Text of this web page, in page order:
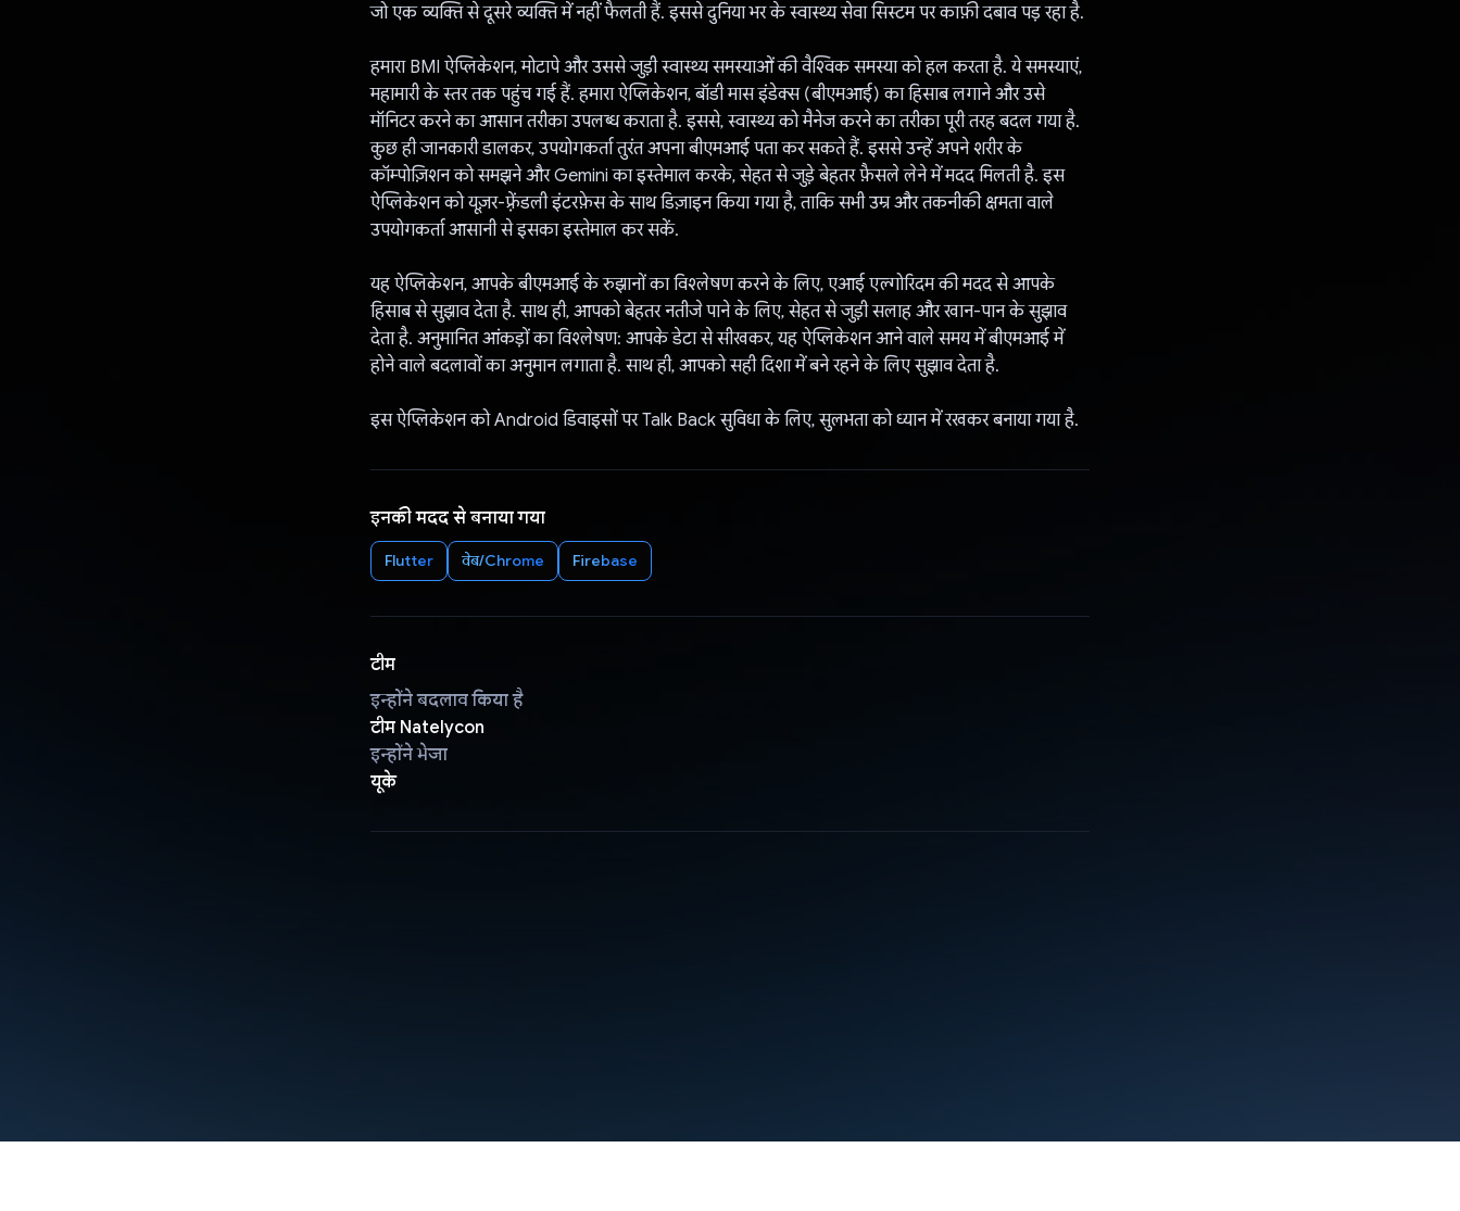
जो एक व्यक्ति से दूसरे व्यक्ति में नहीं फैलती हैं. इससे दुनिया भर के स्वास्थ्य सेवा सिस्टम पर काफ़ी दबाव पड़ रहा है.
हमारा BMI ऐप्लिकेशन, मोटापे और उससे जुड़ी स्वास्थ्य समस्याओं की वैश्विक समस्या को हल करता है. ये समस्याएं,
महामारी के स्तर तक पहुंच गई हैं. हमारा ऐप्लिकेशन, बॉडी मास इंडेक्स (बीएमआई) का हिसाब लगाने और उसे
मॉनिटर करने का आसान तरीका उपलब्ध कराता है. इससे, स्वास्थ्य को मैनेज करने का तरीका पूरी तरह बदल गया है.
कुछ ही जानकारी डालकर, उपयोगकर्ता तुरंत अपना बीएमआई पता कर सकते हैं. इससे उन्हें अपने शरीर के
कॉम्पोज़िशन को समझने और Gemini का इस्तेमाल करके, सेहत से जुड़े बेहतर फ़ैसले लेने में मदद मिलती है. इस
ऐप्लिकेशन को यूज़र-फ़्रेंडली इंटरफ़ेस के साथ डिज़ाइन किया गया है, ताकि सभी उम्र और तकनीकी क्षमता वाले
उपयोगकर्ता आसानी से इसका इस्तेमाल कर सकें.
यह ऐप्लिकेशन, आपके बीएमआई के रुझानों का विश्लेषण करने के लिए, एआई एल्गोरिदम की मदद से आपके
हिसाब से सुझाव देता है. साथ ही, आपको बेहतर नतीजे पाने के लिए, सेहत से जुड़ी सलाह और खान-पान के सुझाव
देता है. अनुमानित आंकड़ों का विश्लेषण: आपके डेटा से सीखकर, यह ऐप्लिकेशन आने वाले समय में बीएमआई में
होने वाले बदलावों का अनुमान लगाता है. साथ ही, आपको सही दिशा में बने रहने के लिए सुझाव देता है.
इस ऐप्लिकेशन को Android डिवाइसों पर Talk Back सुविधा के लिए, सुलभता को ध्यान में रखकर बनाया गया है.
इनकी मदद से बनाया गया
Flutter वेब/Chrome Firebase
टीम
इन्होंने बदलाव किया है
टीम Natelycon
इन्होंने भेजा
यूके